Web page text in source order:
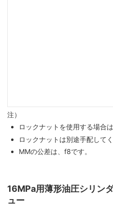
注）
ロックナットを使用する場合
ロックナットは別途手配してく
MMの公差は、f8です。
16MPa用薄形油圧シリン
ュー